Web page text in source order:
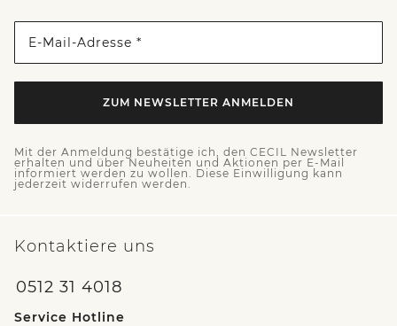
E-Mail-Adresse *
ZUM NEWSLETTER ANMELDEN
Mit der Anmeldung bestätige ich, den CECIL Newsletter
erhalten und über Neuheiten und Aktionen per E-Mail
informiert werden zu wollen. Diese Einwilligung kann
jederzeit widerrufen werden.
Kontaktiere uns
0512 31 4018
Service Hotline